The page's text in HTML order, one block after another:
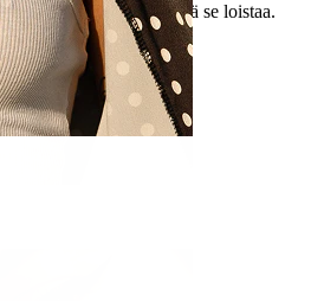
puettavan kuin miltä se loistaa.